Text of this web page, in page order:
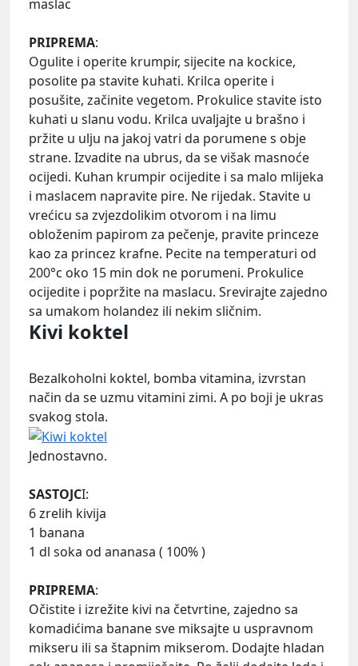
maslac
PRIPREMA:
Ogulite i operite krumpir, sijecite na kockice,
posolite pa stavite kuhati. Krilca operite i
posušite, začinite vegetom. Prokulice stavite isto
kuhati u slanu vodu. Krilca uvaljajte u brašno i
pržite u ulju na jakoj vatri da porumene s obje
strane. Izvadite na ubrus, da se višak masnoće
ocijedi. Kuhan krumpir ocijedite i sa malo mlijeka
i maslacem napravite pire. Ne rijedak. Stavite u
vrećicu sa zvjezdolikim otvorom i na limu
obloženim papirom za pečenje, pravite princeze
kao za princez krafne. Pecite na temperaturi od
200°c oko 15 min dok ne porumeni. Prokulice
ocijedite i popržite na maslacu. Srevirajte zajedno
sa umakom holandez ili nekim sličnim.
Kivi koktel
Bezalkoholni koktel, bomba vitamina, izvrstan
način da se uzmu vitamini zimi. A po boji je ukras
svakog stola.
Jednostavno.
SASTOJCI:
6 zrelih kivija
1 banana
1 dl soka od ananasa ( 100% )
PRIPREMA:
Očistite i izrežite kivi na četvrtine, zajedno sa
komadićima banane sve miksajte u uspravnom
mikseru ili sa štapnim mikserom. Dodajte hladan